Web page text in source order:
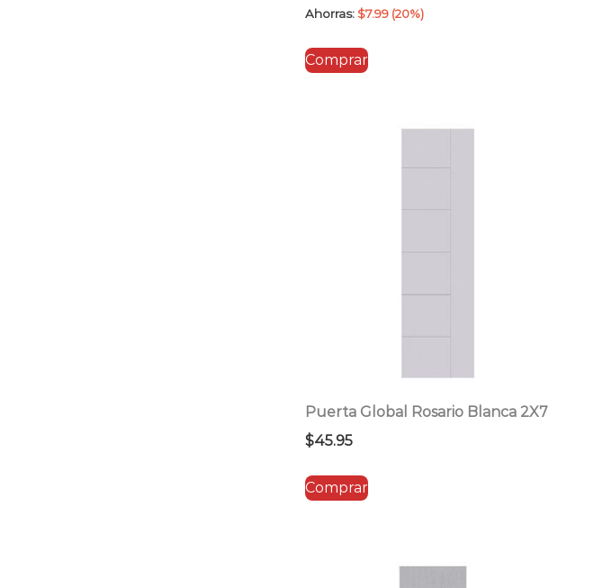
precio
era:
precio
Ahorras: $7.99 (20%)
Comprar
Puerta Global Rosario Blanca 2X7
$45.95
Comprar